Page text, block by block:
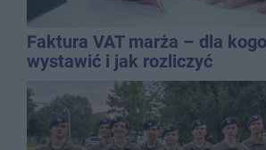
Faktura VAT marża – dla
wystawić i jak rozliczyć